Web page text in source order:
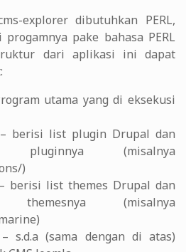
explorer dibutuhkan PERL,
pake bahasa PERL
dari aplikasi ini dapat
utama yang di eksekusi
berisi list plugin Drupal dan
(misalnya
)
berisi list themes Drupal dan
(misalnya
s.d.a (sama dengan di atas)